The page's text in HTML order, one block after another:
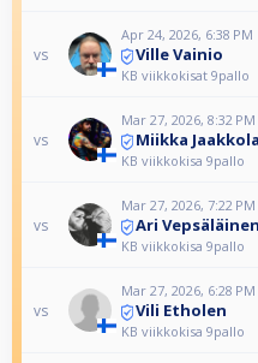
vs
Apr 24, 2026, 6:38 PM
Ville Vainio
KB viikkokisat 9pallo
vs
Mar 27, 2026, 8:32 PM
Miikka Jaakkola
KB viikkokisa 9pallo
vs
Mar 27, 2026, 7:22 PM
Ari Vepsäläinen
KB viikkokisa 9pallo
vs
Mar 27, 2026, 6:28 PM
Vili Etholen
KB viikkokisa 9pallo